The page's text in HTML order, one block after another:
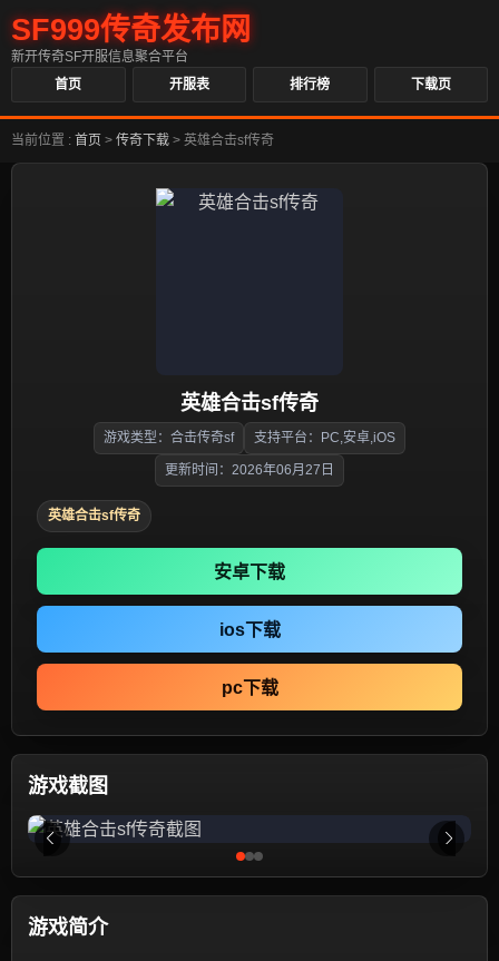
SF999传奇发布网
新开传奇SF开服信息聚合平台
首页
开服表 排行榜 下载页
当前位置 : 首页 > 传奇下载 > 英雄合击sf传奇
英雄合击sf传奇
游戏类型：合击传奇sf 支持平台：PC,安卓,iOS
更新时间：2026年06月27日
英雄合击sf传奇
安卓下载
ios下载
pc下载
游戏截图
游戏简介